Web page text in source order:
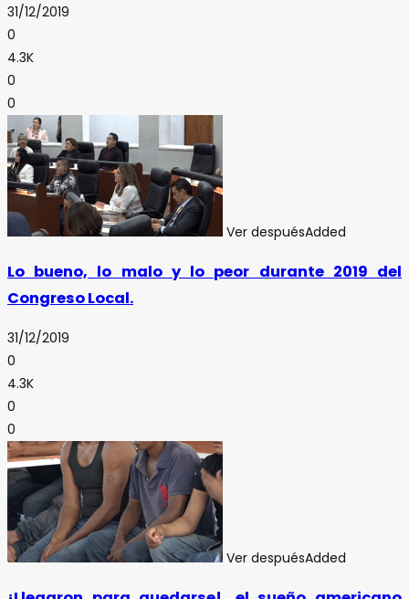
31/12/2019
0
4.3K
0
0
Ver despuésAdded
Lo bueno, lo malo y lo peor durante 2019 del
Congreso Local.
31/12/2019
0
4.3K
0
0
Ver despuésAdded